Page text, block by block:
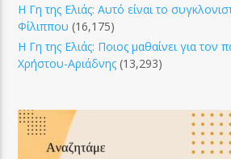
Η Γη της Ελιάς: Αυτό είναι το
Φίλιππου (16,175)
Η Γη της Ελιάς: Ποιος μαθαίνει για τον
Χρήστου-Αριάδνης (13,293)